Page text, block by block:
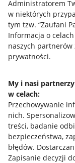
Administratorem
w niektórych
tym tzw. “Zaufani
Informacja o
naszych
prywatności.
My i nasi
w celach:
Przechowywanie
nich.
treści, badanie
bezpieczeństwa,
błędów.
Zapisanie decyzji
Przydatne
Jak to działa
Allegro Gadane dla
Allegro Gadane
Mapa miejscowości
Informacje